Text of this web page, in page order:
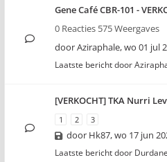
Gene Café CBR-101 -
0 Reacties 575 Weergaves
doorAziraphale,wo 01 jul
Laatste bericht door
[VERKOCHT] TKA Nurri
1 2 3
door Hk87,wo 17 jun
Laatste bericht door Durdane